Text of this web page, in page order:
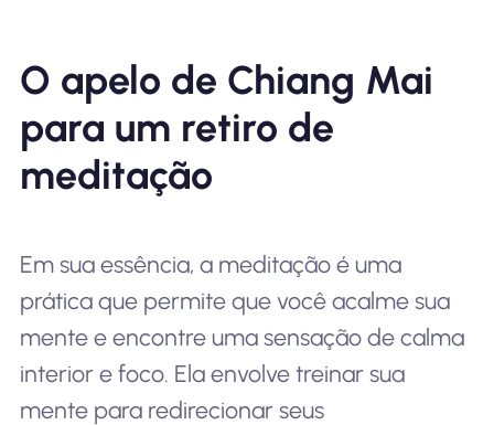
O apelo de Chiang Mai
para um retiro de
meditação
Em sua essência, a meditação é uma
prática que permite que você acalme sua
mente e encontre uma sensação de calma
interior e foco. Ela envolve treinar sua
mente para redirecionar seus